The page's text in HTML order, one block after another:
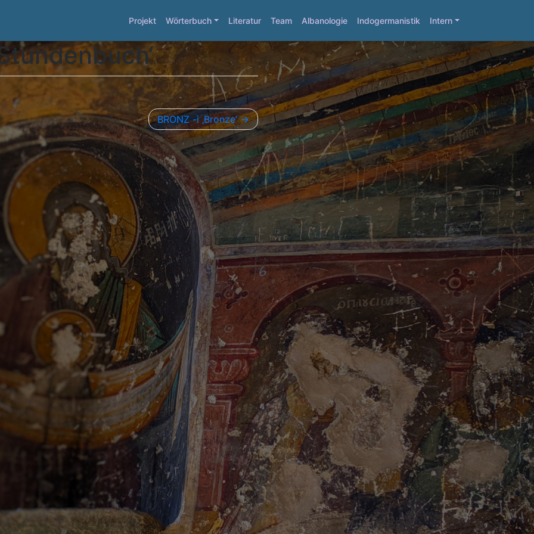
Projekt Wörterbuch Literatur Team Albanologie Indogermanistik Intern
BRONZ -i ‚Bronze‘